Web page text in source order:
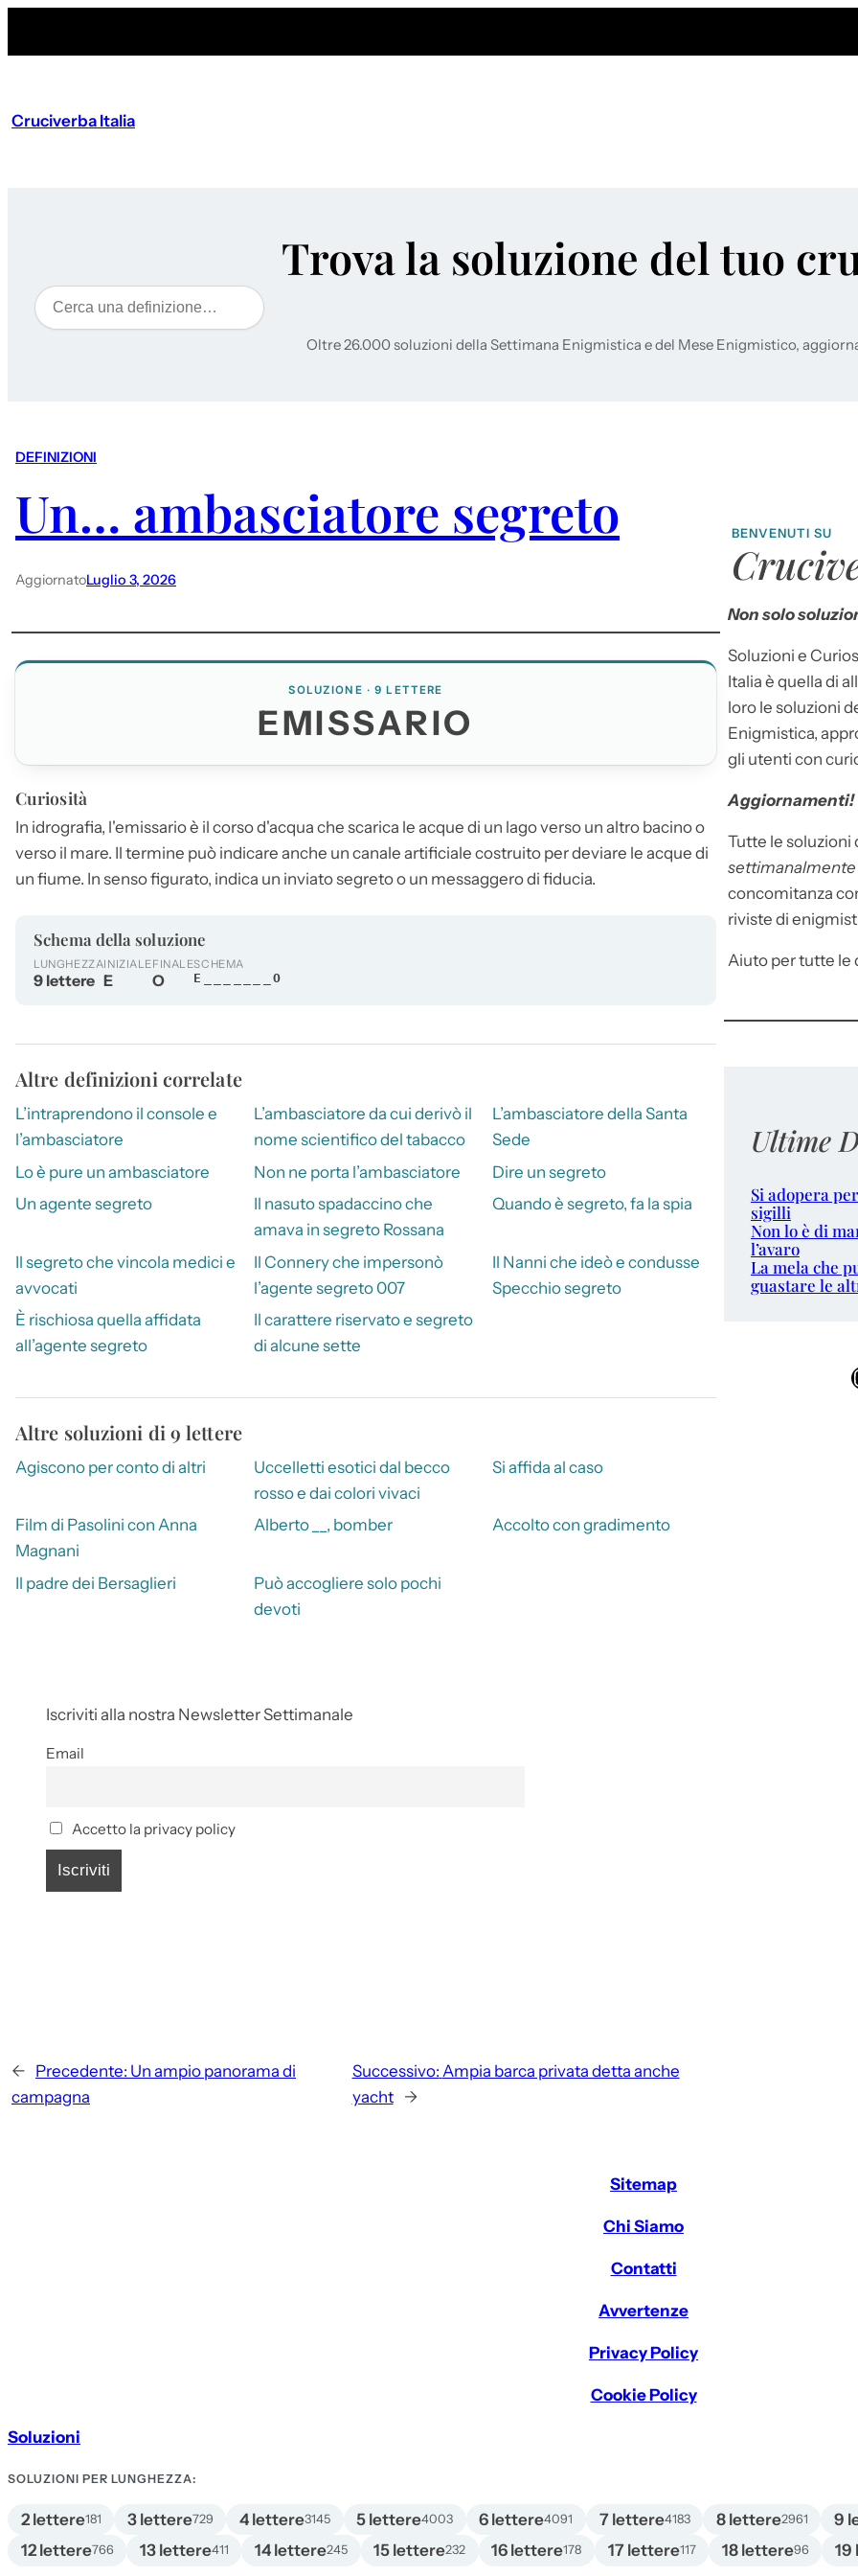
Cruciverba Italia
Trova la soluzione del tuo
Cerca
Oltre 26.000 soluzioni della Settimana Enigmistica e del Mese Enigmistico,
DEFINIZIONI
Un… ambasciatore segreto
AggiornatoLuglio 3, 2026
SOLUZIONE · 9 LETTERE
EMISSARIO
Curiosità
In idrografia, l'emissarioè il corso d'acqua che scarica le acque di un lago verso un altro bacino o
verso il mare. Il termine può indicare anche un canale artificiale costruito per deviare le acque di
un fiume. In senso figurato, indica un inviato segreto o un messaggero di fiducia.
Schema della soluzione
LUNGHEZZA
9 lettere
INIZIALE
E
FINALE
O
SCHEMA
E_______O
Altre definizioni correlate
L’intraprendono il console e
l’ambasciatore
L’ambasciatore da cui derivò il
nome scientifico del tabacco
L’ambasciatore della Santa
Sede
Lo è pure un ambasciatore
Non ne porta l’ambasciatore
Dire un segreto
Un agente segreto
Il nasuto spadaccino che
amava in segreto Rossana
Quando è segreto, fa la spia
Il segreto che vincola medici e
avvocati
Il Connery che impersonò
l’agente segreto 007
Il Nanni che ideò e condusse
Specchio segreto
È rischiosa quella affidata
all’agente segreto
Il carattere riservato e segreto
di alcune sette
Altre soluzioni di 9 lettere
Agiscono per conto di altri
Uccelletti esotici dal becco
rosso e dai colori vivaci
Si affida al caso
Film di Pasolini con Anna
Magnani
Alberto __, bomber Accolto con gradimento
Il padre dei Bersaglieri
Può accogliere solo pochi
devoti
Iscriviti alla nostra Newsletter Settimanale
Email
Accetto la privacy policy
← Precedente: Un ampio panorama di
campagna
Successivo: Ampia barca privata detta anche
yacht
→
BENVENUTI SU
Non solo
Soluzioni e
Italia è quella di
loro le soluzioni
Enigmistica,
gli utenti con
Aggiornamenti!
Tutte le soluzioni
settimanalmente
concomitanza
riviste di
Aiuto per tutte le
Ultime
Si adopera
sigilli
Non lo è di
l’avaro
La mela che
guastare le
Sitemap
Chi Siamo
Contatti
Avvertenze
Privacy Policy
Cookie Policy
Soluzioni
SOLUZIONI PER LUNGHEZZA:
2 lettere181 3 lettere729 4 lettere3145 5 lettere4003 6 lettere4091 7 lettere4183 8 lettere2961 9
12 lettere766 13 lettere411 14 lettere245 15 lettere232 16 lettere178 17 lettere117 18 lettere96 19